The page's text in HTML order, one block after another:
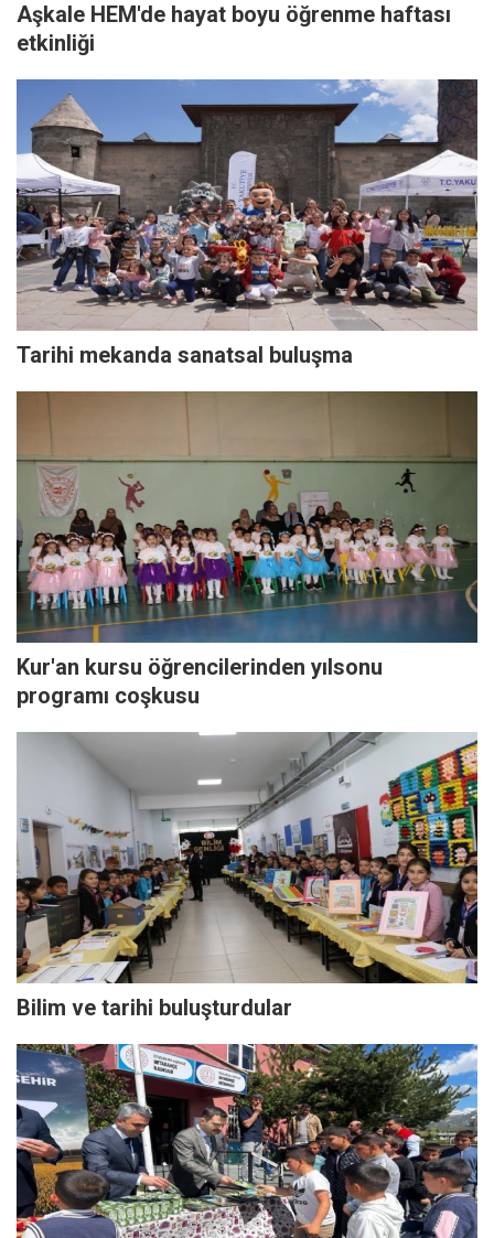
Aşkale HEM'de hayat boyu öğrenme haftası
etkinliği
Tarihi mekanda sanatsal buluşma
Kur'an kursu öğrencilerinden yılsonu
programı coşkusu
Bilim ve tarihi buluşturdular